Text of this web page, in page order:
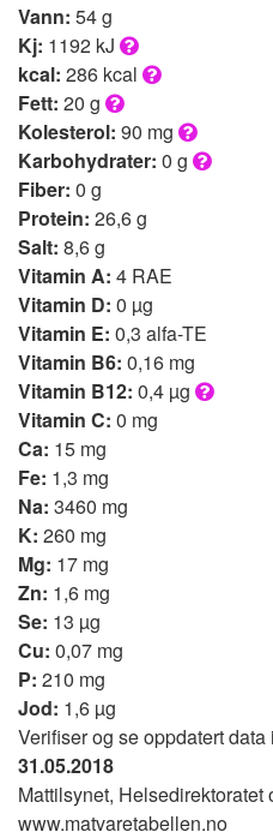
Vann: 54 g
Kj: 1192 kJ
kcal: 286 kcal
Fett: 20 g
Kolesterol: 90 mg
Karbohydrater: 0 g
Fiber: 0 g
Protein: 26,6 g
Salt: 8,6 g
Vitamin A: 4 RAE
Vitamin D: 0 µg
Vitamin E: 0,3 alfa-TE
Vitamin B6: 0,16 mg
Vitamin B12: 0,4 µg
Vitamin C: 0 mg
Ca: 15 mg
Fe: 1,3 mg
Na: 3460 mg
K: 260 mg
Mg: 17 mg
Zn: 1,6 mg
Se: 13 µg
Cu: 0,07 mg
P: 210 mg
Jod: 1,6 µg
Verifiser og se oppdatert data i
31.05.2018
Mattilsynet, Helsedirektoratet
www.matvaretabellen.no